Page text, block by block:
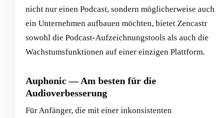
nicht nur einen Podcast, sondern möglicherweise auch
ein Unternehmen aufbauen möchten, bietet Zencastr
sowohl die Podcast-Aufzeichnungstools als auch die
Wachstumsfunktionen auf einer einzigen Plattform.
Auphonic — Am besten für die
Audioverbesserung
Für Anfänger, die mit einer inkonsistenten